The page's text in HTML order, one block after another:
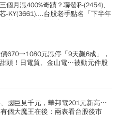
個月漲400%奇蹟？聯發科(2454)、
-KY(3661)....台股老手點名「下半年
被動元件噴完換它
670→1080元漲停「9天飆6成」，
頭！日電貿、金山電…被動元件股
國巨見千元，華邦電201元新高…
個大魔王在後：兩表看台股後市